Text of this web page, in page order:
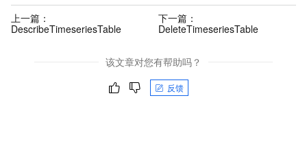
上一篇：
DescribeTimeseriesTable
下一篇：
DeleteTimeseriesTable
该文章对您有帮助吗？
反馈